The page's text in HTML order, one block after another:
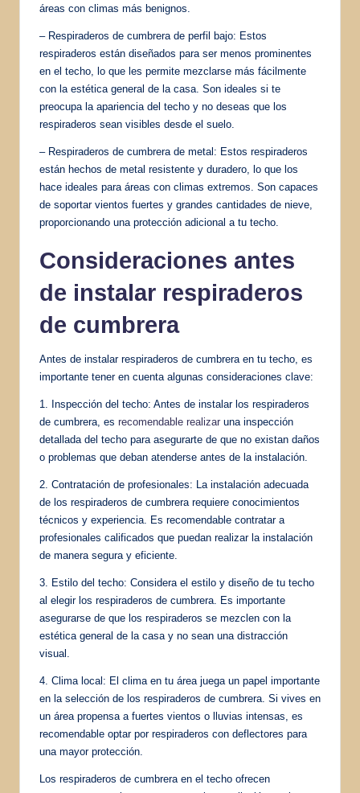
áreas con climas más benignos.
– Respiraderos de cumbrera de perfil bajo: Estos
respiraderos están diseñados para ser menos prominentes
en el techo, lo que les permite mezclarse más fácilmente
con la estética general de la casa. Son ideales si te
preocupa la apariencia del techo y no deseas que los
respiraderos sean visibles desde el suelo.
– Respiraderos de cumbrera de metal: Estos respiraderos
están hechos de metal resistente y duradero, lo que los
hace ideales para áreas con climas extremos. Son capaces
de soportar vientos fuertes y grandes cantidades de nieve,
proporcionando una protección adicional a tu techo.
Consideraciones antes
de instalar respiraderos
de cumbrera
Antes de instalar respiraderos de cumbrera en tu techo, es
importante tener en cuenta algunas consideraciones clave:
1. Inspección del techo: Antes de instalar los respiraderos
de cumbrera, es recomendable realizar una inspección
detallada del techo para asegurarte de que no existan daños
o problemas que deban atenderse antes de la instalación.
2. Contratación de profesionales: La instalación adecuada
de los respiraderos de cumbrera requiere conocimientos
técnicos y experiencia. Es recomendable contratar a
profesionales calificados que puedan realizar la instalación
de manera segura y eficiente.
3. Estilo del techo: Considera el estilo y diseño de tu techo
al elegir los respiraderos de cumbrera. Es importante
asegurarse de que los respiraderos se mezclen con la
estética general de la casa y no sean una distracción
visual.
4. Clima local: El clima en tu área juega un papel importante
en la selección de los respiraderos de cumbrera. Si vives en
un área propensa a fuertes vientos o lluvias intensas, es
recomendable optar por respiraderos con deflectores para
una mayor protección.
Los respiraderos de cumbrera en el techo ofrecen